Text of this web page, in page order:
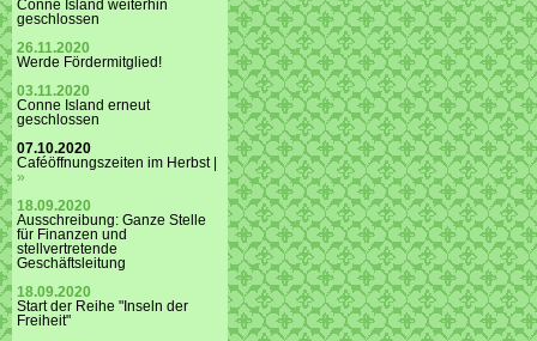
Conne Island weiterhin
geschlossen
26.11.2020
Werde Fördermitglied!
03.11.2020
Conne Island erneut
geschlossen
07.10.2020
Caféöffnungszeiten im Herbst |
»
18.09.2020
Ausschreibung: Ganze Stelle
für Finanzen und
stellvertretende
Geschäftsleitung
18.09.2020
Start der Reihe "Inseln der
Freiheit"